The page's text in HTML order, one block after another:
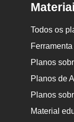
Todos os
Planos
Planos de
Planos
Material